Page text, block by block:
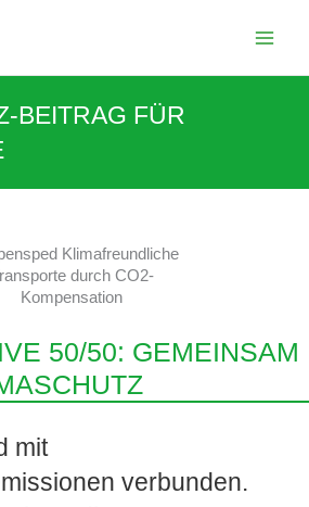
BEITRAG FÜR
50/50: GEMEINSAM
mit
verbunden.